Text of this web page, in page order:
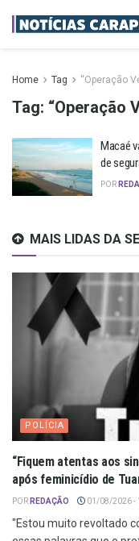
Home Tag “Operação
Tag: “Operação
Macaé
de
POR
MAIS LIDAS DA
POLÍCIA
“Fiquem atentas aos
após feminicídio de
POR REDAÇÃO 01/08/2026 -
"Estou muito revoltado